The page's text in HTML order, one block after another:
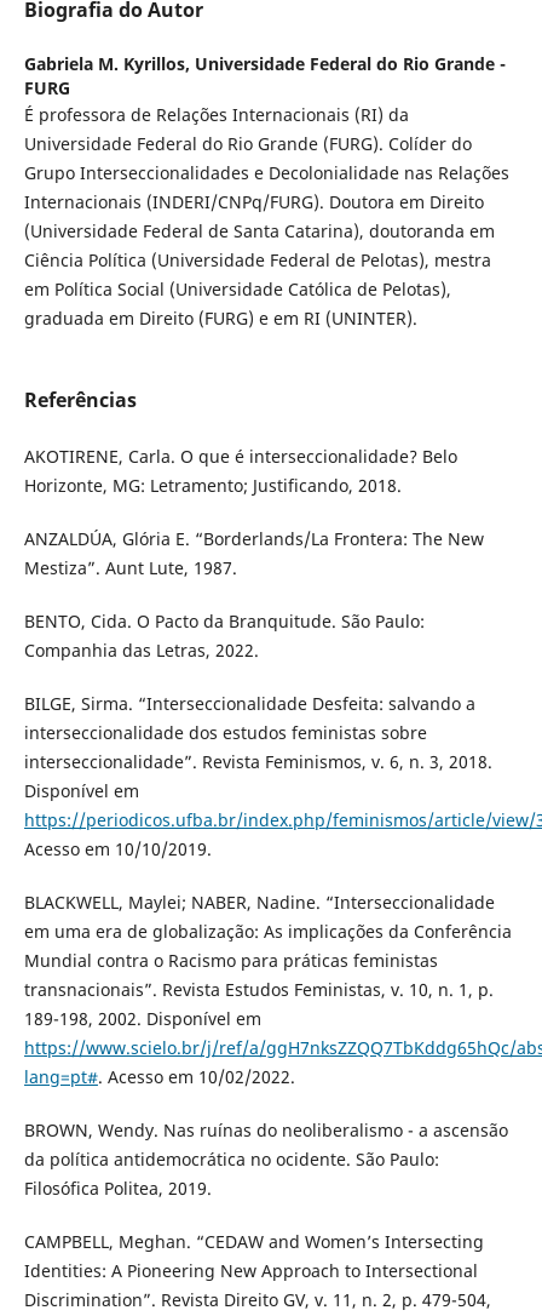
Biografia do Autor
Gabriela M. Kyrillos, Universidade Federal do Rio Grande -
FURG
É professora de Relações Internacionais (RI) da
Universidade Federal do Rio Grande (FURG). Colíder do
Grupo Interseccionalidades e Decolonialidade nas Relações
Internacionais (INDERI/CNPq/FURG). Doutora em Direito
(Universidade Federal de Santa Catarina), doutoranda em
Ciência Política (Universidade Federal de Pelotas), mestra
em Política Social (Universidade Católica de Pelotas),
graduada em Direito (FURG) e em RI (UNINTER).
Referências
AKOTIRENE, Carla. O que é interseccionalidade? Belo
Horizonte, MG: Letramento; Justificando, 2018.
ANZALDÚA, Glória E. “Borderlands/La Frontera: The New
Mestiza”. Aunt Lute, 1987.
BENTO, Cida. O Pacto da Branquitude. São Paulo:
Companhia das Letras, 2022.
BILGE, Sirma. “Interseccionalidade Desfeita: salvando a
interseccionalidade dos estudos feministas sobre
interseccionalidade”. Revista Feminismos, v. 6, n. 3, 2018.
Disponível em
https://periodicos.ufba.br/index.php/feminismos/article/view/
Acesso em 10/10/2019.
BLACKWELL, Maylei; NABER, Nadine. “Interseccionalidade
em uma era de globalização: As implicações da Conferência
Mundial contra o Racismo para práticas feministas
transnacionais”. Revista Estudos Feministas, v. 10, n. 1, p.
189-198, 2002. Disponível em
https://www.scielo.br/j/ref/a/ggH7nksZZQQ7TbKddg65hQc/
lang=pt#. Acesso em 10/02/2022.
BROWN, Wendy. Nas ruínas do neoliberalismo - a ascensão
da política antidemocrática no ocidente. São Paulo:
Filosófica Politea, 2019.
CAMPBELL, Meghan. “CEDAW and Women’s Intersecting
Identities: A Pioneering New Approach to Intersectional
Discrimination”. Revista Direito GV, v. 11, n. 2, p. 479-504,